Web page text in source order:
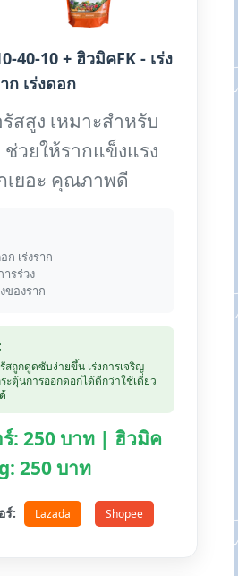
40-10 + ฮิวมิคFK - เร่ง
ก เร่งดอก
สสูง เหมาะสำหรับ
ช่วยให้รากแข็งแรง
เยอะ คุณภาพดี
ก เร่งราก
รร่วง
ของราก
ถูกดูดซับง่ายขึ้น เร่งการเจริญ
ะตุ้นการออกดอกได้ดีกว่าใช้เดี่ยว
ร์: 250 บาท | ฮิวมิค
250 บาท
ร์: Lazada Shopee